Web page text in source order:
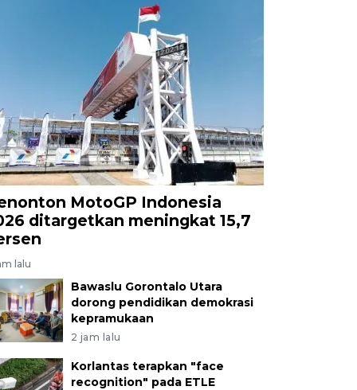
MotoGP Indonesia
ditargetkan meningkat 15,7
lalu
Bawaslu Gorontalo Utara
dorong pendidikan demokrasi
kepramukaan
2 jam lalu
Korlantas terapkan "face
recognition" pada ETLE